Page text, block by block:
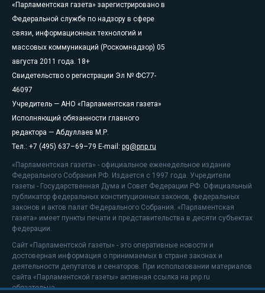
«Парламентская газета» зарегистрировано в
Федеральной службе по надзору в сфере
связи, информационных технологий и
массовых коммуникаций (Роскомнадзор) 05
августа 2011 года. 18+
Свидетельство о регистрации Эл № ФС77-
46097
Учредитель — АНО «Парламентская газета»
Исполняющий обязанности главного
редактора — Абдуллаев М.Р.
Тел.: +7 (495) 637–69–79 E-mail: pg@pnp.ru
«Парламентская газета» - официальное еженедельное издание
Федерального Собрания РФ. Издается с 1997 года. Учредители
газеты - Государственная Дума и Совет Федерации РФ. Официальный
публикатор федеральных конституционных законов, федеральных
законов и актов палат Федерального Собрания. «Парламентская
газета» имеет пункты печати и представительства в десяти субъектах
федерации.
Сайт «Парламентской газеты» - это оперативные новости и
достоверная информация о принимаемых в стране законах и
деятельности депутатов и сенаторов. При использовании материалов
сайта «Парламентской газеты» активная ссылка на pnp.ru
обязательна.